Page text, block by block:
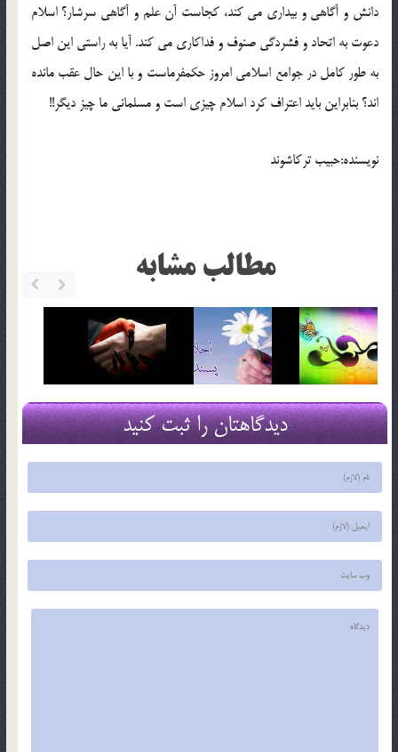
دانش و آگاهى و بيدارى مى كند، كجاست آن علم و آگاهى سرشار؟ اسلام
دعوت به اتحاد و فشردگى صنوف و فداكارى مى كند. آيا به راستى اين اصل
به طور كامل در جوامع اسلامى امروز حكمفرماست و با اين حال عقب مانده
اند؟ بنابراين بايد اعتراف كرد اسلام چيزى است و مسلمانى ما چيز ديگر!!
نویسنده:حبيب تركاشوند
مطالب مشابه
دیدگاهتان را ثبت کنید